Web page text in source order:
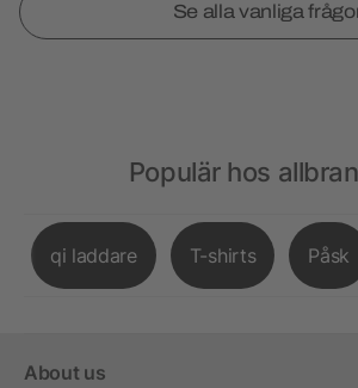
Se alla vanliga
Populär hos
qi laddare T-shirts Påsk
About us